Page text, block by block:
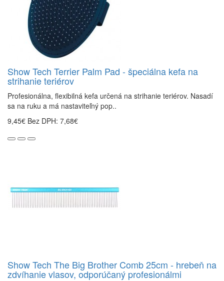
Show Tech Terrier Palm Pad - špeciálna kefa na
strihanie teriérov
Profesionálna, flexibilná kefa určená na strihanie teriérov. Nasadí
sa na ruku a má nastaviteľný pop..
9,45€ Bez DPH: 7,68€
Show Tech The Big Brother Comb 25cm - hrebeň na
zdvíhanie vlasov, odporúčaný profesionálmi